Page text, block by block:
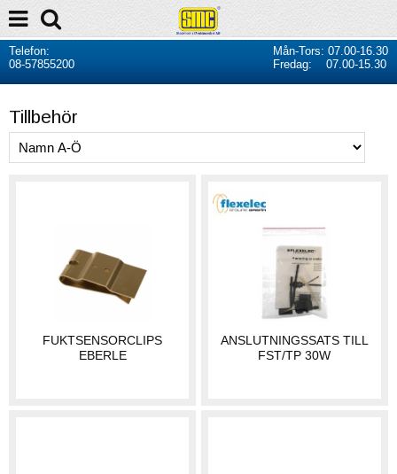
Telefon:
08-57855200
Mån-Tors: 07.00-16.30
Fredag: 07.00-15.30
Tillbehör
FUKTSENSORCLIPS
EBERLE
ANSLUTNINGSSATS TILL
FST/TP 30W